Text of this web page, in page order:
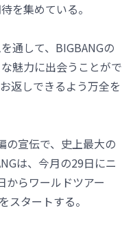
を集めている。
通して、BIGBANGの
魅力に出会うことがで
返しできるよう万全を
の宣伝で、史上最大の
は、今月の29日にニ
からワールドツアー
スタートする。